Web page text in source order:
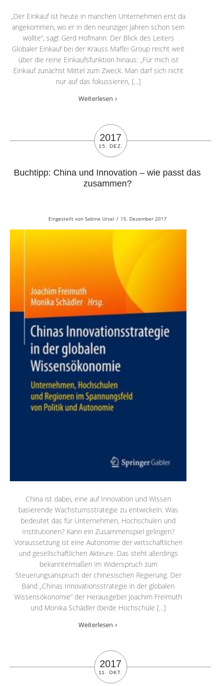
„Der Einkauf ist heute in manchen Unternehmen erst da
angekommen, wo er in den neunziger Jahren schon sein
wollte“, sagt Gerd Hofmann. Der Blick des Leiters
Globaler Einkauf bei der Krauss Maffei Group reicht weit
über die reine Einkaufsfunktion hinaus: „Für mich ist
Einkauf zunächst Mittel zum Zweck. Man darf sich nicht
nur auf das fokussieren, […]
Weiterlesen
2017
15. DEZ.
Buchtipp: China und Innovation – wie passt das
zusammen?
Eingestellt von Sabine Ursel / 15. Dezember 2017
China ist dabei, eine auf Innovation und Wissen
basierende Wachstumsstrategie zu entwickeln. Was
bedeutet das für Unternehmen, Hochschulen und
Institutionen? Kann ein Zusammenspiel gelingen?
Voraussetzung ist eine Autonomie der wirtschaftlichen
und gesellschaftlichen Akteure. Das steht allerdings
bekanntermaßen im Widerspruch zum
Steuerungsanspruch der chinesischen Regierung. Der
Band „Chinas Innovationsstrategie in der globalen
Wissensökonomie“ der Herausgeber Joachim Freimuth
und Monika Schädler (beide Hochschule […]
Weiterlesen
2017
11. OKT.